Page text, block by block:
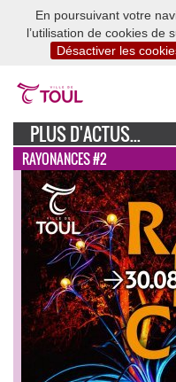
En poursuivant votre
l’utilisation de cookies de
Désactiver les
PLUS D'ACTUS...
RAYONANCES #2